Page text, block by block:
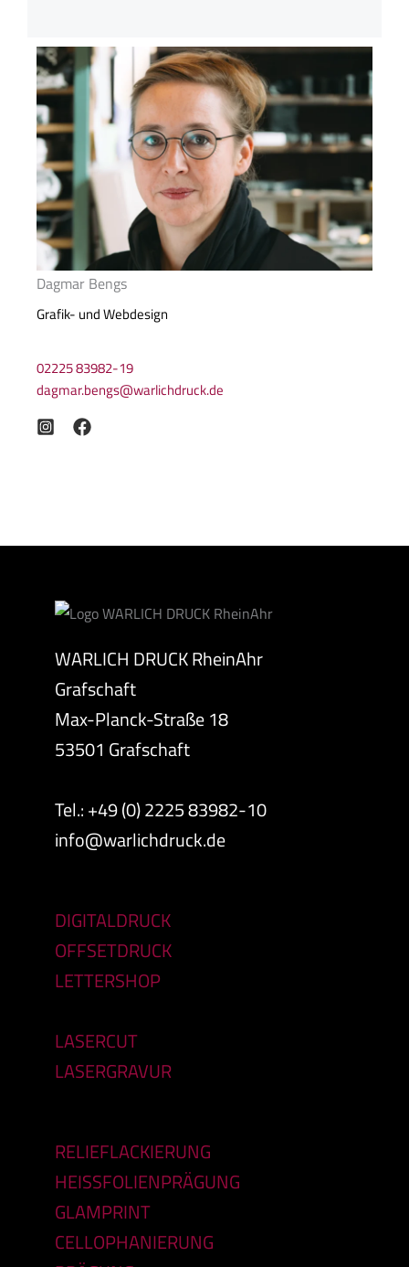
Dagmar Bengs
Grafik- und Webdesign
02225 83982-19
dagmar.bengs@warlichdruck.de
WARLICH DRUCK RheinAhr
Grafschaft
Max-Planck-Straße 18
53501 Grafschaft
Tel.: +49 (0) 2225 83982-10
info@warlichdruck.de
DIGITALDRUCK
OFFSETDRUCK
LETTERSHOP
LASERCUT
LASERGRAVUR
RELIEFLACKIERUNG
HEISSFOLIENPRÄGUNG
GLAMPRINT
CELLOPHANIERUNG